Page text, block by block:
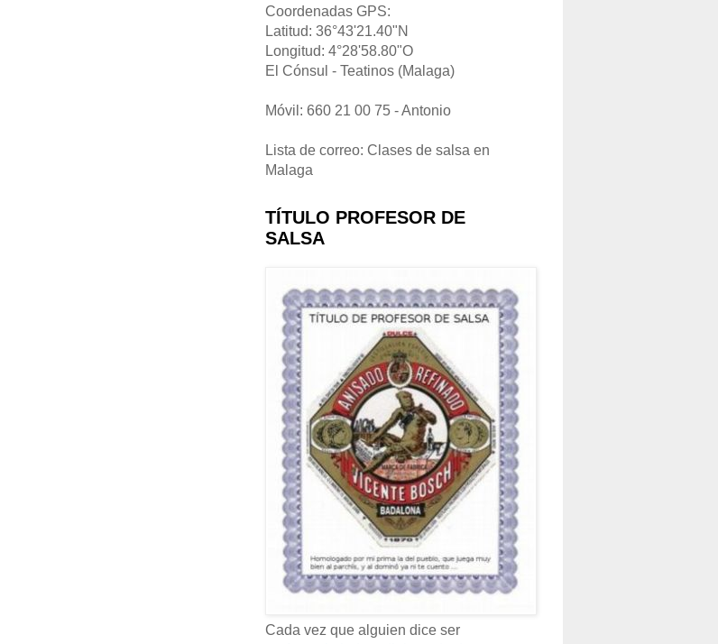
Coordenadas GPS:
Latitud: 36°43'21.40"N
Longitud: 4°28'58.80"O
El Cónsul - Teatinos (Malaga)
Móvil: 660 21 00 75 - Antonio
Lista de correo: Clases de salsa en
Malaga
TÍTULO PROFESOR DE
SALSA
Cada vez que alguien dice ser